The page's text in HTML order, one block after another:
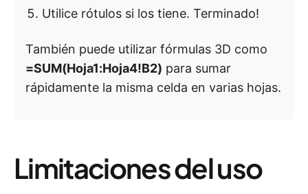
Utilice rótulos si los tiene. Terminado!
También puede utilizar fórmulas 3D como
=SUM(Hoja1:Hoja4!B2) para sumar
rápidamente la misma celda en varias hojas.
Limitaciones del uso